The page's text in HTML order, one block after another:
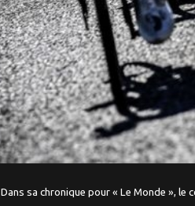
Dans sa chronique pour « Le Monde », le